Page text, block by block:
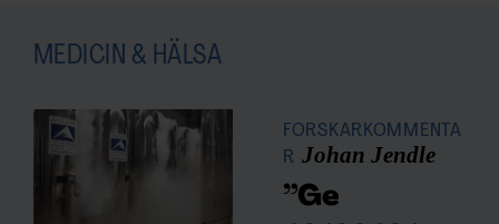
MEDICIN & HÄLSA
FORSKARKOMMENTA
R Johan Jendle
”Ge